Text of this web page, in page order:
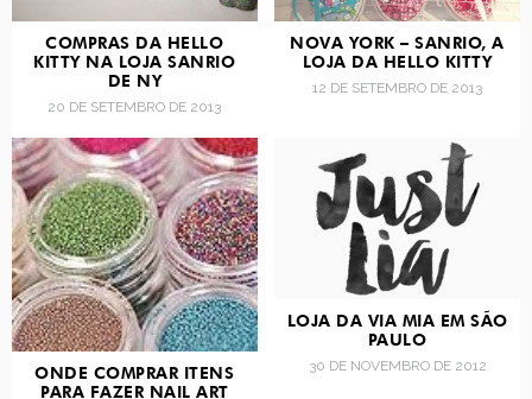
COMPRAS DA HELLO
KITTY NA LOJA SANRIO
DE NY
20 DE SETEMBRO DE 2013
NOVA YORK – SANRIO, A
LOJA DA HELLO KITTY
12 DE SETEMBRO DE 2013
ONDE COMPRAR ITENS
PARA FAZER NAIL ART
LOJA DA VIA MIA EM SÃO
PAULO
30 DE NOVEMBRO DE 2012